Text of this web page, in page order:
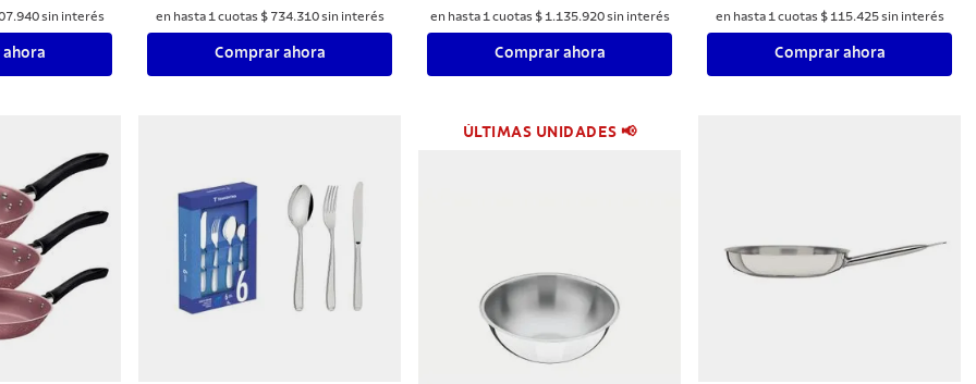
.940sin interés en hasta 1 cuotas $ 734.310sin interés
Comprar ahora
en hasta 1 cuotas $ 1 .135.920sin interés
Comprar ahora
en hasta 1 cuotas $ 115.425sin interés
Comprar ahora
ÚLTIMAS UNIDADES 📢